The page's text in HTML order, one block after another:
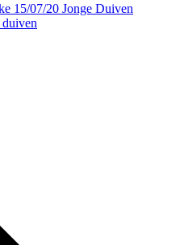
15/07/20 Jonge Duiven